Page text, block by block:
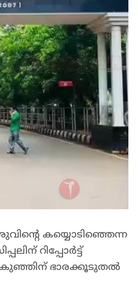
കയ്യൊടിഞ്ഞെന്ന
റിപ്പോർട്ട്
കുഞ്ഞിന് ഭാരക്കൂടുതൽ